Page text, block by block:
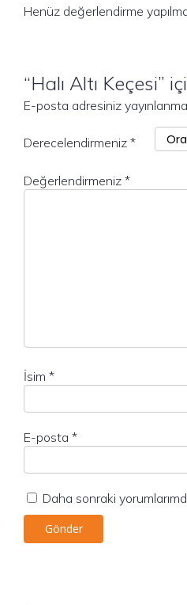
Henüz değerlendirme
“Halı Altı Keçesi”
E-posta adresiniz
Derecelendirmeniz *
Değerlendirmeniz *
İsim *
E-posta *
Daha sonraki